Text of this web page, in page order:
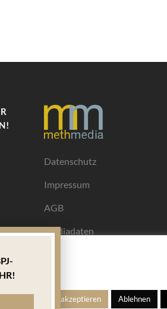
Datenschutz
Impressum
AGB
Mediadaten
Alle akzeptieren Ablehnen